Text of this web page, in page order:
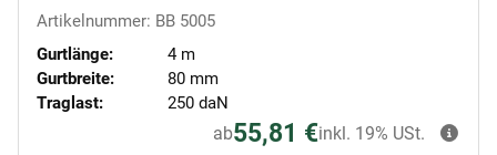
Artikelnummer: BB 5005
Gurtlänge:
4 m
Gurtbreite:
80 mm
Traglast:
250 daN
ab55,81 €inkl. 19% USt.